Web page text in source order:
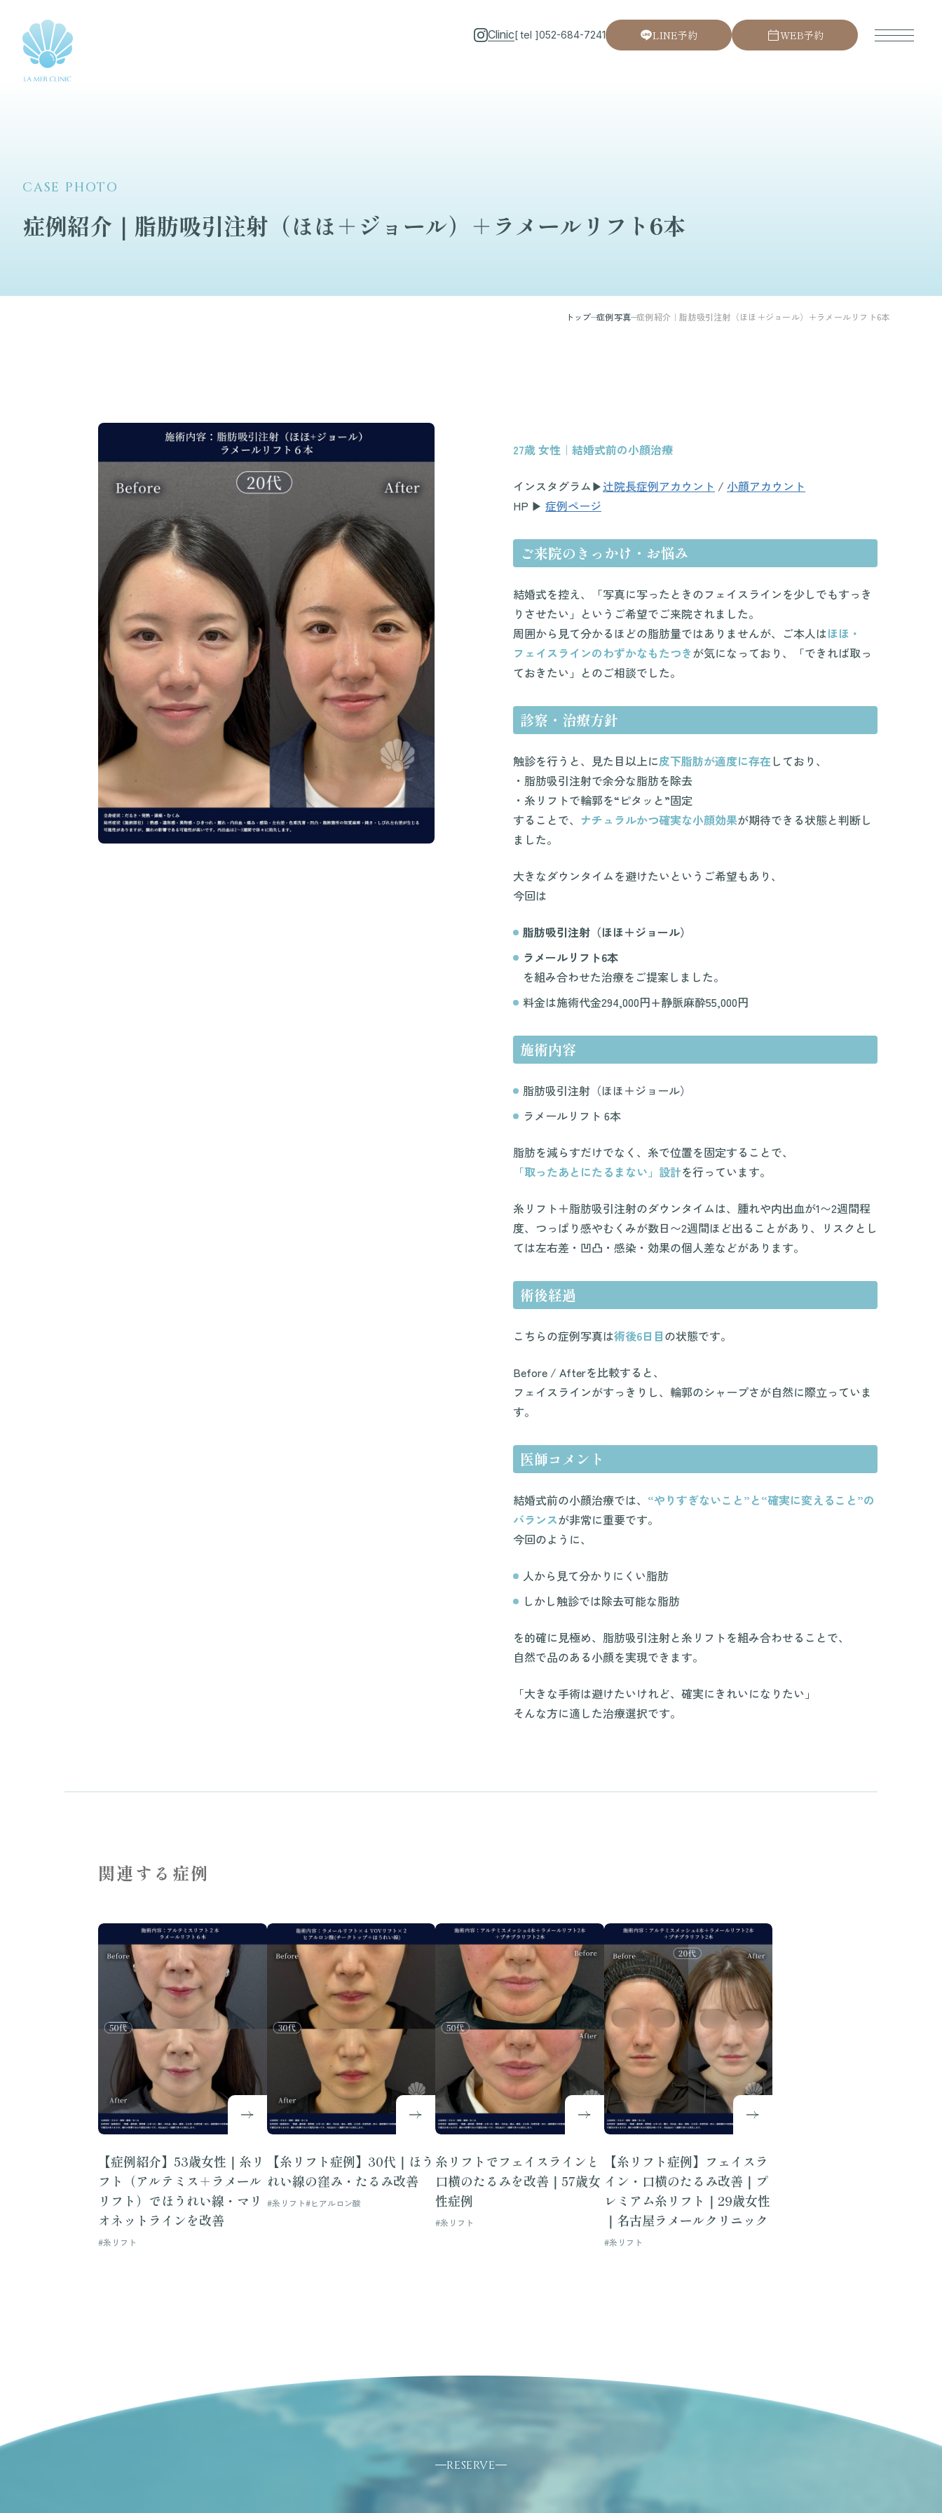
Clinic[ tel ]052-684-7241 LINE予約 WEB予約
CASE PHOTO
症例紹介｜脂肪吸引注射（ほほ＋ジョール）＋ラメールリフト6本
トップ 症例写真 症例紹介｜脂肪吸引注射（ほほ＋ジョール）＋ラメールリフト6本
27歳 女性｜結婚式前の小顔治療
インスタグラム▶︎辻院長症例アカウント / 小顔アカウント
HP ▶︎ 症例ページ
ご来院のきっかけ・お悩み
結婚式を控え、「写真に写ったときのフェイスラインを少しでもすっき
りさせたい」というご希望でご来院されました。
周囲から見て分かるほどの脂肪量ではありませんが、ご本人はほほ・
フェイスラインのわずかなもたつきが気になっており、「できれば取っ
ておきたい」とのご相談でした。
診察・治療方針
触診を行うと、見た目以上に皮下脂肪が適度に存在 しており、
・脂肪吸引注射で余分な脂肪を除去
・糸リフトで輪郭を“ピタッと”固定
することで、 ナチュラルかつ確実な小顔効果が期待できる状態と判断し
ました。
大きなダウンタイムを避けたいというご希望もあり、
今回は
脂肪吸引注射（ほほ＋ジョール）
ラメールリフト6本
を組み合わせた治療をご提案しました。
料金は施術代金294,000円+静脈麻酔55,000円
施術内容
脂肪吸引注射（ほほ＋ジョール）
ラメールリフト 6本
脂肪を減らすだけでなく、糸で位置を固定することで、
「取ったあとにたるまない」設計を行っています。
糸リフト＋脂肪吸引注射のダウンタイムは、腫れや内出血が1〜2週間程
度、つっぱり感やむくみが数日〜2週間ほど出ることがあり、リスクとし
ては左右差・凹凸・感染・効果の個人差などがあります。
術後経過
こちらの症例写真は術後6日目の状態です。
Before / Afterを比較すると、
フェイスラインがすっきりし、輪郭のシャープさが自然に際立っていま
す。
医師コメント
結婚式前の小顔治療では、 “やりすぎないこと”と“確実に変えること”の
バランスが非常に重要です。
今回のように、
人から見て分かりにくい脂肪
しかし触診では除去可能な脂肪
を的確に見極め、脂肪吸引注射と糸リフトを組み合わせることで、
自然で品のある小顔を実現できます。
「大きな手術は避けたいけれど、確実にきれいになりたい」
そんな方に適した治療選択です。
関連する症例
【症例紹介】53歳女性｜糸リ
フト（アルテミス＋ラメール
リフト）でほうれい線・マリ
オネットラインを改善
#糸リフト
【糸リフト症例】30代｜ほう
れい線の窪み・たるみ改善
#糸リフト#ヒアルロン酸
糸リフトでフェイスラインと
口横のたるみを改善｜57歳女
性症例
#糸リフト
【糸リフト症例】フェイスラ
イン・口横のたるみ改善｜プ
レミアム糸リフト｜29歳女性
｜名古屋ラメールクリニック
#糸リフト
RESERVE